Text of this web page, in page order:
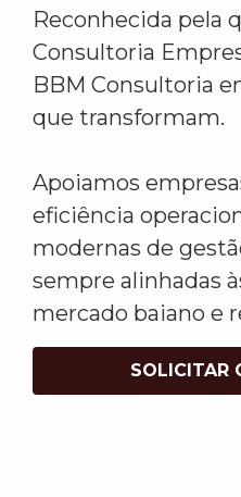
Reconhecida pela
Consultoria
BBM Consultoria
que transformam.
Apoiamos
eficiência
modernas de
sempre alinhadas
mercado baiano e
SOLICITAR